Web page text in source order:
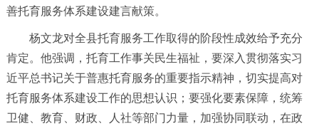
善托育服务体系建设建言献策。
杨文龙对全县托育服务工作取得的阶段性成效给予充分
肯定。他强调，托育工作事关民生福祉，要深入贯彻落实习
近平总书记关于普惠托育服务的重要指示精神，切实提高对
托育服务体系建设工作的思想认识；要强化要素保障，统筹
卫健、教育、财政、人社等部门力量，加强协同联动，在政